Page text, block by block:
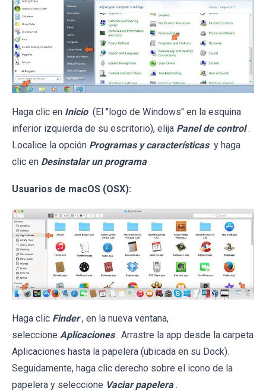
Haga clic en Inicio (El "logo de Windows" en la esquina
inferior izquierda de su escritorio), elija Panel de control .
Localice la opción Programas y características y haga
clic en Desinstalar un programa .
Usuarios de macOS (OSX):
Haga clic Finder , en la nueva ventana,
seleccione Aplicaciones . Arrastre la app desde la carpeta
Aplicaciones hasta la papelera (ubicada en su Dock).
Seguidamente, haga clic derecho sobre el icono de la
papelera y seleccione Vaciar papelera .